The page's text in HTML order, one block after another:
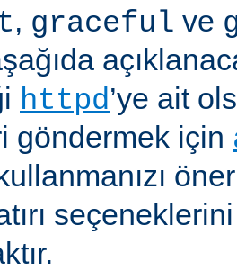
, graceful ve
httpd’ye ait
göndermek için